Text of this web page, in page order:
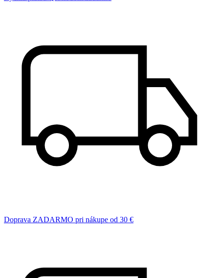
Doprava ZADARMO pri nákupe od 30 €